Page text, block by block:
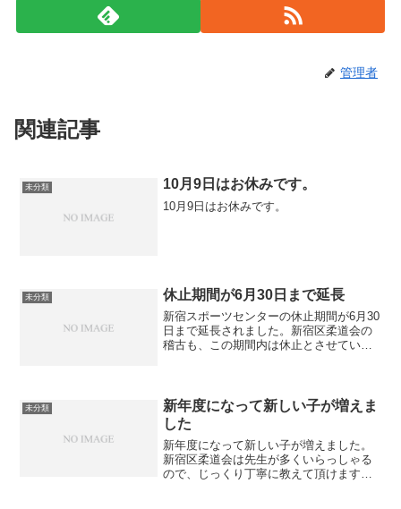
管理者
関連記事
未分類 10月9日はお休みです。
10月9日はお休みです。
未分類 休止期間が6月30日まで延長
新宿スポーツセンターの休止期間が6月30
日まで延長されました。新宿区柔道会の
稽古も、この期間内は休止とさせていた
のありました基準 に...
未分類
新年度になって新しい子が増えま
した
新年度になって新しい子が増えました。
新宿区柔道会は先生が多くいらっしゃる
ので、じっくり丁寧に教えて頂けます。